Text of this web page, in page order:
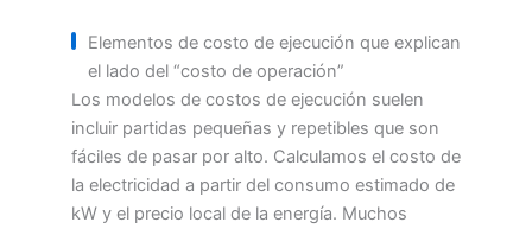
Elementos de costo de ejecución que explican
el lado del “costo de operación”
Los modelos de costos de ejecución suelen
incluir partidas pequeñas y repetibles que son
fáciles de pasar por alto. Calculamos el costo de
la electricidad a partir del consumo estimado de
kW y el precio local de la energía. Muchos